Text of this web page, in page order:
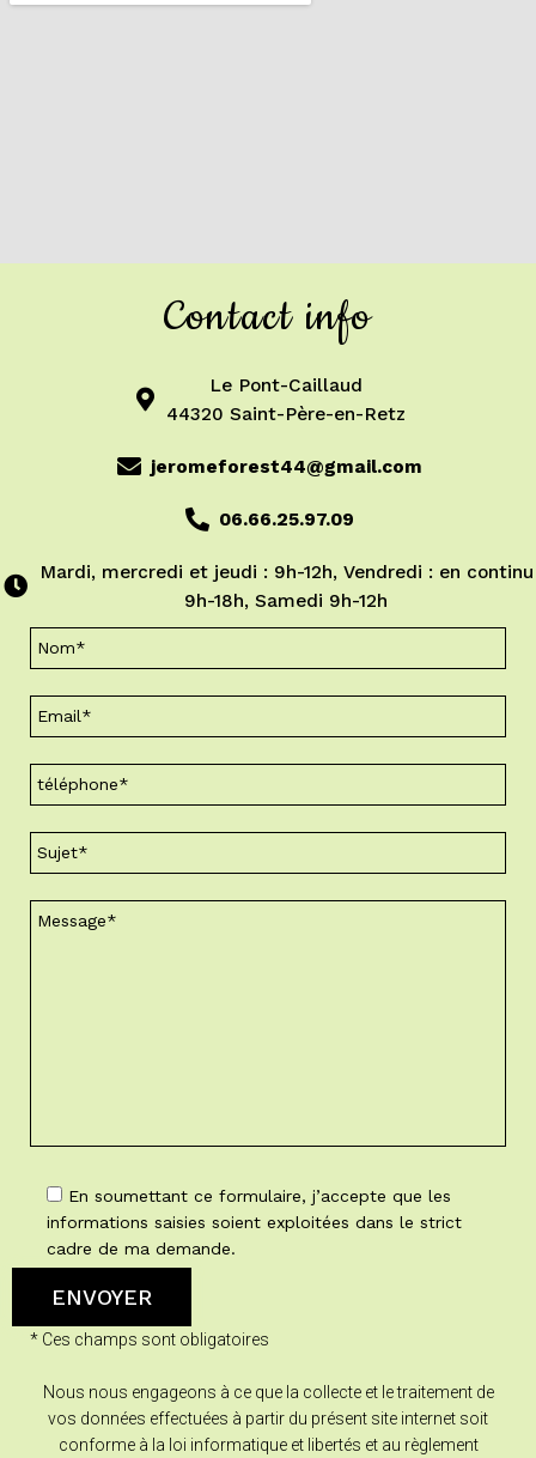
Contact info
Le Pont-Caillaud
44320 Saint-Père-en-Retz
jeromeforest44@gmail.com
06.66.25.97.09
Mardi, mercredi et jeudi : 9h-12h, Vendredi : en continu
9h-18h, Samedi 9h-12h
En soumettant ce formulaire, j’accepte que les
informations saisies soient exploitées dans le strict
cadre de ma demande.
* Ces champs sont obligatoires
Nous nous engageons à ce que la collecte et le traitement de
vos données effectuées à partir du présent site internet soit
conforme à la loi informatique et libertés et au règlement